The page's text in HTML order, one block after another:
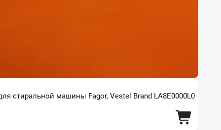
стиральной машины Fagor, Vestel Brand LA8E0000L0